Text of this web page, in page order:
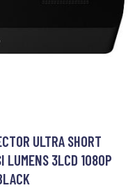
ULTRA SHORT
LUMENS 3LCD 1080P